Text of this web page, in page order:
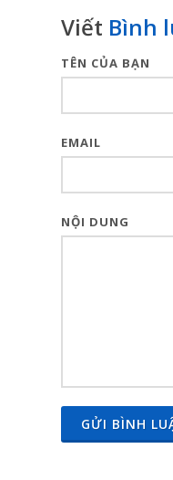
Viết Bình
TÊN CỦA BẠN
EMAIL
NỘI DUNG
GỬI BÌNH